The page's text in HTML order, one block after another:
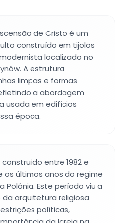
de Cristo é um
construído em tijolos
localizado no
A estrutura
limpas e formas
a abordagem
usada em edifícios
época.
entre 1982 e
os últimos anos do regime
Polônia. Este período viu a
arquitetura religiosa
políticas,